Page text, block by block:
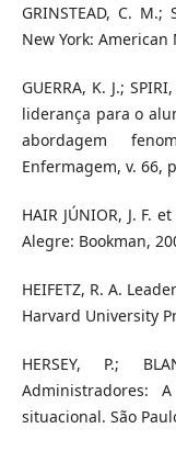
GRINSTEAD, C.
New York: American
GUERRA, K. J.;
liderança para o
abordagem
Enfermagem, v. 66,
HAIR JÚNIOR, J. F.
Alegre: Bookman,
HEIFETZ, R. A.
Harvard University
HERSEY, P.;
Administradores:
situacional. São